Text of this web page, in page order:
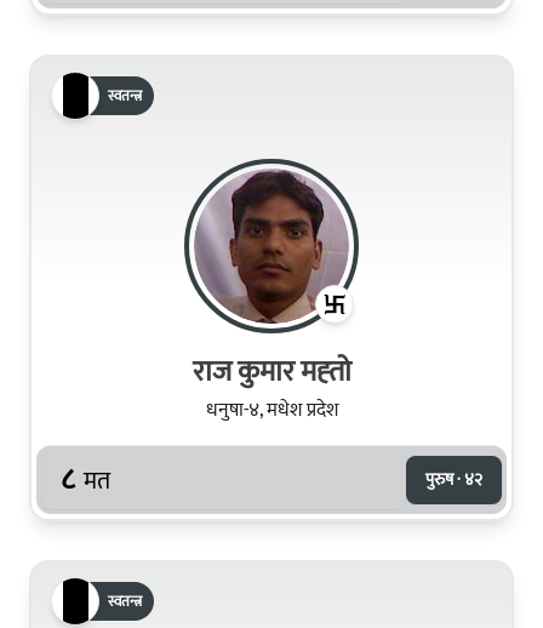
स्वतन्त्र
राज कुमार मह्‍तो
धनुषा-४, मधेश प्रदेश
८ मत पुरुष · ४२
स्वतन्त्र